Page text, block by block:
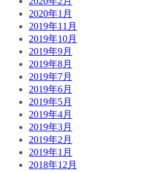
2020年1月
2019年11月
2019年10月
2019年9月
2019年8月
2019年7月
2019年6月
2019年5月
2019年4月
2019年3月
2019年2月
2019年1月
2018年12月